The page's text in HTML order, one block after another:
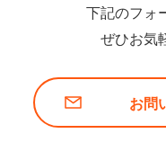
下記のフォ
ぜひお気
お問